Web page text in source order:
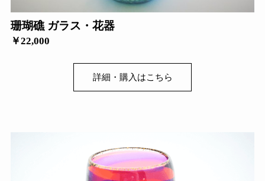
珊瑚礁 ガラス・花器
￥22,000
詳細・購入はこちら